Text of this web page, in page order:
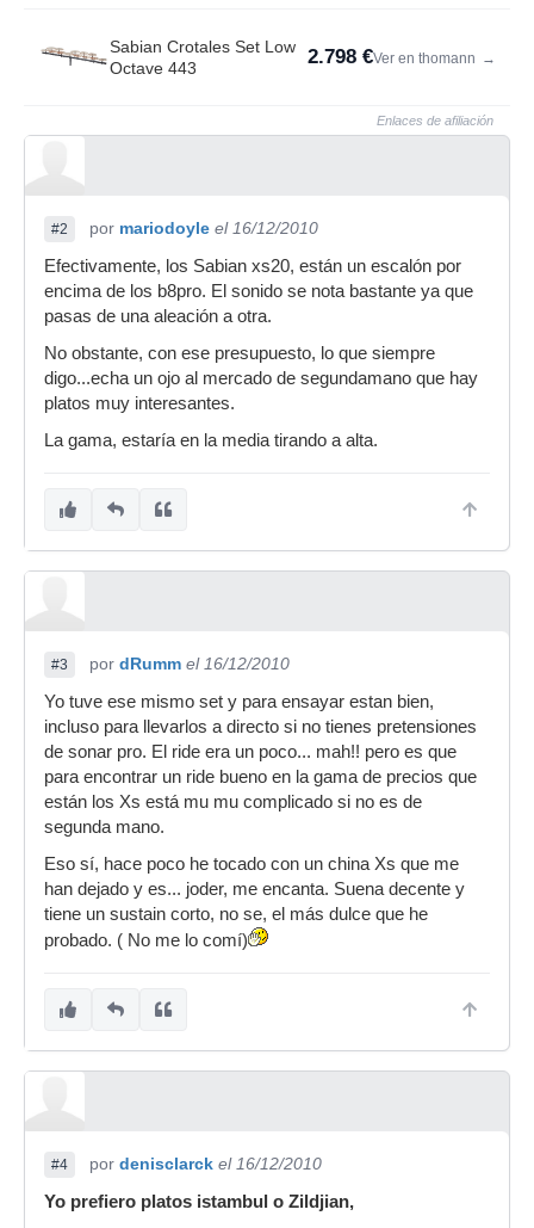
Sabian Crotales Set Low
Octave 443
2.798 €Ver en thomann →
Enlaces de afiliación
#2 por mariodoyle el 16/12/2010
Efectivamente, los Sabian xs20, están un escalón por
encima de los b8pro. El sonido se nota bastante ya que
pasas de una aleación a otra.
No obstante, con ese presupuesto, lo que siempre
digo...echa un ojo al mercado de segundamano que hay
platos muy interesantes.
La gama, estaría en la media tirando a alta.
#3 por dRumm el 16/12/2010
Yo tuve ese mismo set y para ensayar estan bien,
incluso para llevarlos a directo si no tienes pretensiones
de sonar pro. El ride era un poco... mah!! pero es que
para encontrar un ride bueno en la gama de precios que
están los Xs está mu mu complicado si no es de
segunda mano.
Eso sí, hace poco he tocado con un china Xs que me
han dejado y es... joder, me encanta. Suena decente y
tiene un sustain corto, no se, el más dulce que he
probado. ( No me lo comí)
#4 por denisclarck el 16/12/2010
Yo prefiero platos istambul o Zildjian,